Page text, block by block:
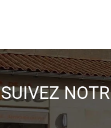
SUIVEZ